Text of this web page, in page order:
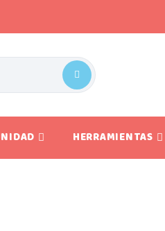
HERRAMIENTAS